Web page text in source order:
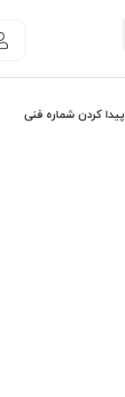
پیدا کردن شماره فنی